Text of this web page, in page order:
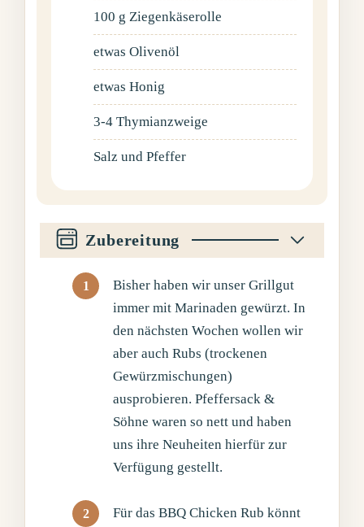
100 g Ziegenkäserolle
etwas Olivenöl
etwas Honig
3-4 Thymianzweige
Salz und Pfeffer
Zubereitung
Bisher haben wir unser Grillgut
immer mit Marinaden gewürzt. In
den nächsten Wochen wollen wir
aber auch Rubs (trockenen
Gewürzmischungen)
ausprobieren. Pfeffersack &
Söhne waren so nett und haben
uns ihre Neuheiten hierfür zur
Verfügung gestellt.
Für das BBQ Chicken Rub könnt